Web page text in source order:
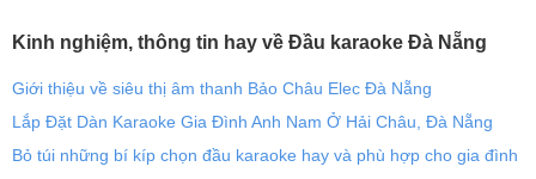
Kinh nghiệm, thông tin hay về Đầu karaoke Đà Nẵng
Giới thiệu về siêu thị âm thanh Bảo Châu Elec Đà Nẵng
Lắp Đặt Dàn Karaoke Gia Đình Anh Nam Ở Hải Châu, Đà Nẵng
Bỏ túi những bí kíp chọn đầu karaoke hay và phù hợp cho gia đình